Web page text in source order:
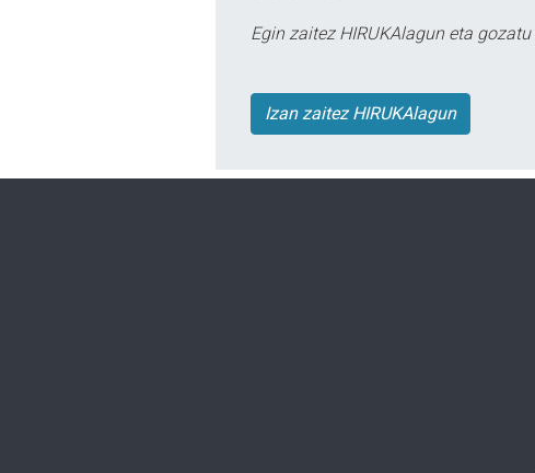
Egin zaitez HIRUKAlagun eta
Izan zaitez HIRUKAlagun